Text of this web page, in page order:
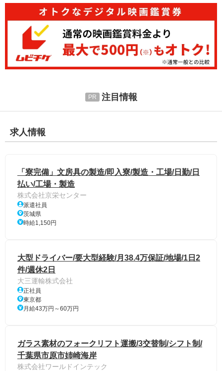
注目情報
求人情報
「寮完備」文房具の製造/即入寮/製造・工場/日勤/日
払い/工場・製造
株式会社京栄センター
派遣社員
茨城県
時給1,150円
大型ドライバー/要大型経験/月38.4万保証/地場/1日2
件/週休2日
大三運輸株式会社
正社員
東京都
月給43万円～60万円
ガラス素材のフォークリフト運搬/3交替制/シフト制/
千葉県市原市姉崎海岸
株式会社ワールドインテック